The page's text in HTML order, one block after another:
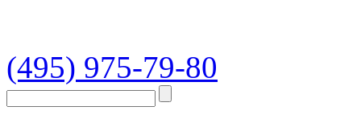
(495) 975-79-80